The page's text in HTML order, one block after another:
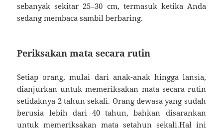
sebanyak sekitar 25–30 cm, termasuk ketika Anda
sedang membaca sambil berbaring.
Periksakan mata secara rutin
Setiap orang, mulai dari anak-anak hingga lansia,
dianjurkan untuk memeriksakan mata secara rutin
setidaknya 2 tahun sekali. Orang dewasa yang sudah
berusia lebih dari 40 tahun, bahkan disarankan
untuk memeriksakan mata setahun sekali.Hal ini